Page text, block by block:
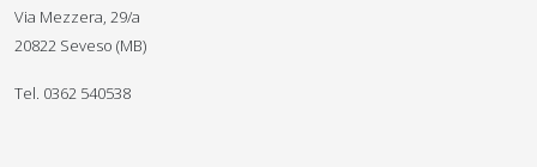
Via Mezzera, 29/a
20822 Seveso (MB)
Tel. 0362 540538